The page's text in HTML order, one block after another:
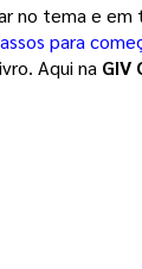
no tema e
para
Aqui na GIV